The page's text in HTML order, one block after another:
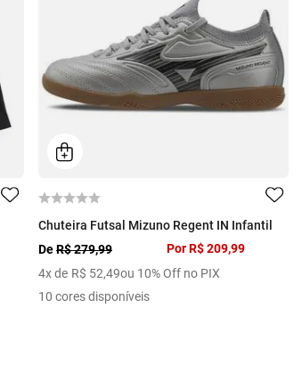
Chuteira Futsal Mizuno Regent IN Infantil
DeR$ 279,99
4x de R$ 52,49ou 10% Off no PIX
Por R$ 209,99
10 cores disponíveis